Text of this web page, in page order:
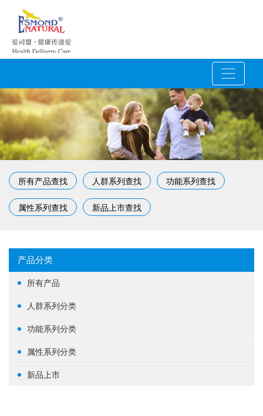
所有产品查找 人群系列查找 功能系列查找
属性系列查找 新品上市查找
产品分类
所有产品
人群系列分类
女性健康
中老年健康
婴幼/儿童/青少年
功能系列分类
生殖健康
属性系列分类
基础营养
新品上市